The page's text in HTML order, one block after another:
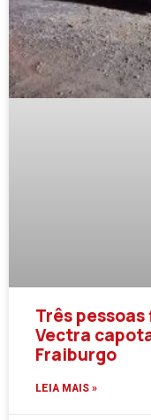
Três
Vectra
Fraiburgo
LEIA MAIS »